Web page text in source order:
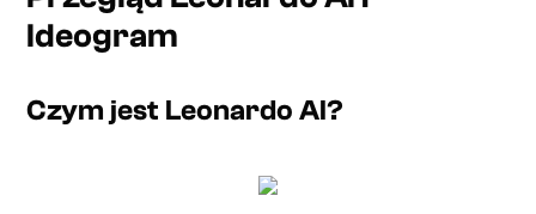
Ideogram
Czym jest Leonardo AI?